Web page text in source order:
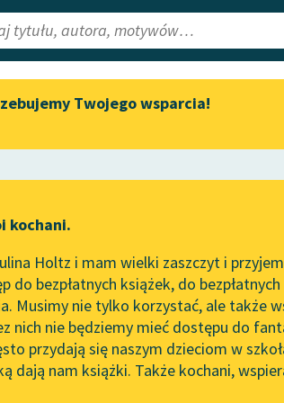
Lektury
redakcyjne
Aktualności
„Prokurator Alicja Horn” do
literatury skandynawskiej
Spotkanie z Katarzyną
w Oslo
102. lata temu zmarł
Conrad
Twojego wsparcia!
kochani.
Holtz i mam wielki zaszczyt i
do bezpłatnych książek, do
Musimy nie tylko korzystać, ale także
nich nie będziemy mieć dostępu do
przydają się naszym dzieciom w
dają nam książki. Także kochani,
powieść fantastyczna✖